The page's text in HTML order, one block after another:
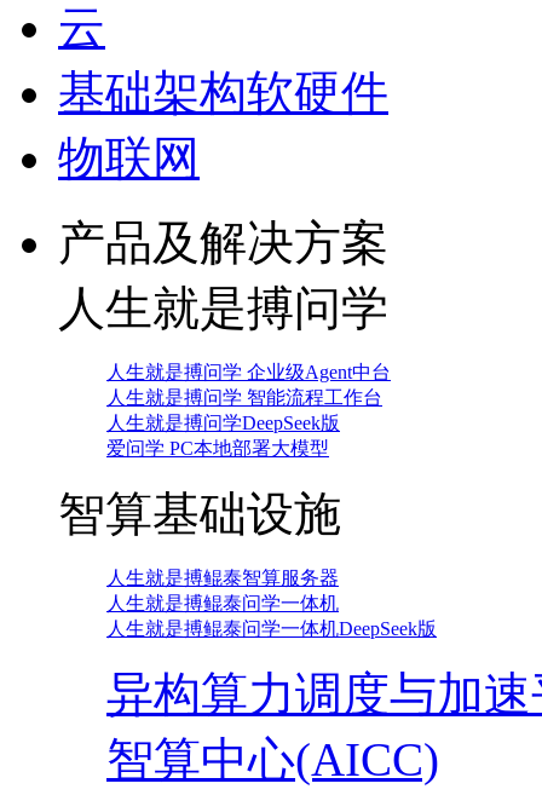
云
基础架构软硬件
物联网
产品及解决方案
人生就是搏问学
人生就是搏问学 企业级Agent中台
人生就是搏问学 智能流程工作台
人生就是搏问学DeepSeek版
爱问学 PC本地部署大模型
智算基础设施
人生就是搏鲲泰智算服务器
人生就是搏鲲泰问学一体机
人生就是搏鲲泰问学一体机DeepSeek版
异构算力调度与加
智算中心(AICC)